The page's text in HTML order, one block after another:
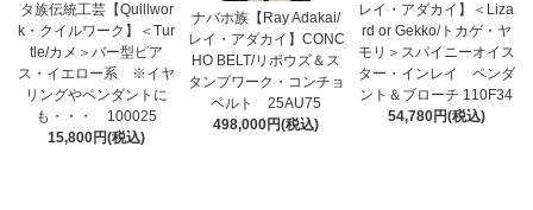
タ族伝統工芸【Quillwor
k・クイルワーク】＜Tur
tle/カメ＞バー型ピア
ス・イエロー系 ※イヤ
リングやペンダントに
も・・・ 100025
15,800円(税込)
ナバホ族【Ray Adakai/
レイ・アダカイ】CONC
HO BELT/リポウズ＆ス
タンプワーク・コンチョ
ベルト 25AU75
498,000円(税込)
レイ・アダカイ】＜Liza
rd or Gekko/トカゲ・ヤ
モリ＞スパイニーオイス
ター・インレイ ペンダ
ント＆ブローチ 110F34
54,780円(税込)